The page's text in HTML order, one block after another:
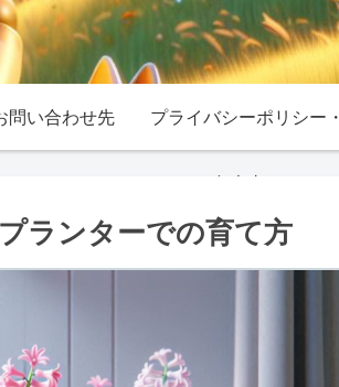
問い合わせ先 プライバシーポリシー・
免責事項
ランターでの育て方